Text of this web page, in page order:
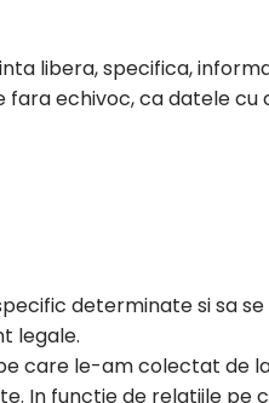
libera, specifica,
echivoc, ca datele cu
determinate si sa
legale.
care le-am colectat de
In functie de relatiile pe